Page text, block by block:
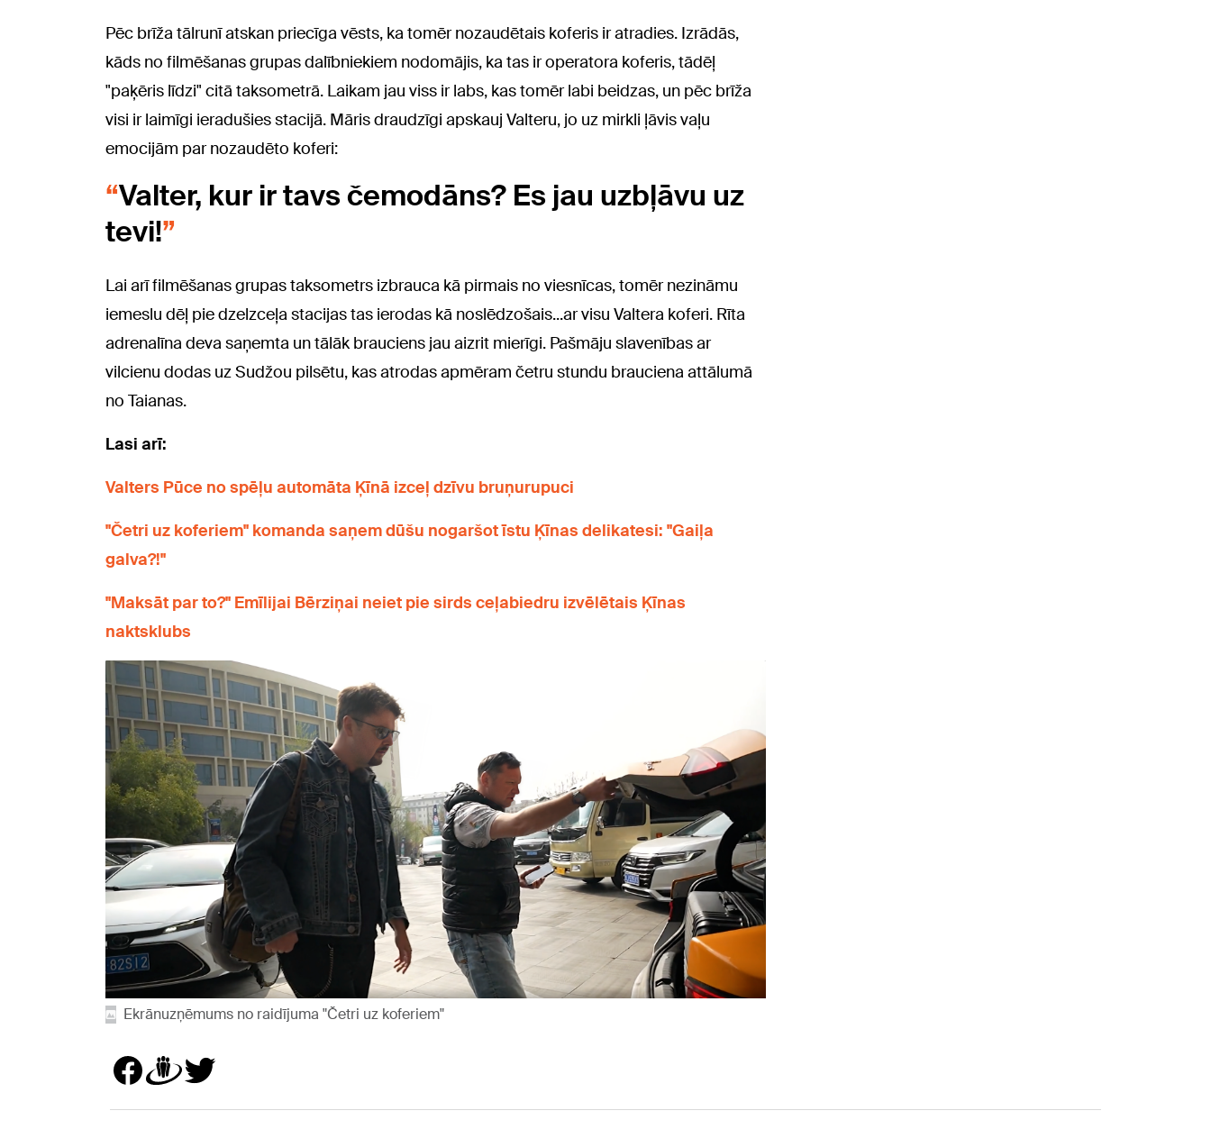
Pēc brīža tālrunī atskan priecīga vēsts, ka tomēr nozaudētais koferis ir atradies. Izrādās,
kāds no filmēšanas grupas dalībniekiem nodomājis, ka tas ir operatora koferis, tādēļ
"paķēris līdzi" citā taksometrā. Laikam jau viss ir labs, kas tomēr labi beidzas, un pēc brīža
visi ir laimīgi ieradušies stacijā. Māris draudzīgi apskauj Valteru, jo uz mirkli ļāvis vaļu
emocijām par nozaudēto koferi:
Valter, kur ir tavs čemodāns? Es jau uzbļāvu uz
tevi!
Lai arī filmēšanas grupas taksometrs izbrauca kā pirmais no viesnīcas, tomēr nezināmu
iemeslu dēļ pie dzelzceļa stacijas tas ierodas kā noslēdzošais...ar visu Valtera koferi. Rīta
adrenalīna deva saņemta un tālāk brauciens jau aizrit mierīgi. Pašmāju slavenības ar
vilcienu dodas uz Sudžou pilsētu, kas atrodas apmēram četru stundu brauciena attālumā
no Taianas.
Lasi arī:
Valters Pūce no spēļu automāta Ķīnā izceļ dzīvu bruņurupuci
"Četri uz koferiem" komanda saņem dūšu nogaršot īstu Ķīnas delikatesi: "Gaiļa
galva?!"
"Maksāt par to?" Emīlijai Bērziņai neiet pie sirds ceļabiedru izvēlētais Ķīnas
naktsklubs
Ekrānuzņēmums no raidījuma "Četri uz koferiem"